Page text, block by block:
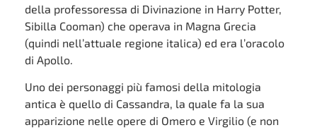
della professoressa di Divinazione in Harry Potter,
Sibilla Cooman) che operava in Magna Grecia
(quindi nell’attuale regione italica) ed era l’oracolo
di Apollo.
Uno dei personaggi più famosi della mitologia
antica è quello di Cassandra, la quale fa la sua
apparizione nelle opere di Omero e Virgilio (e non